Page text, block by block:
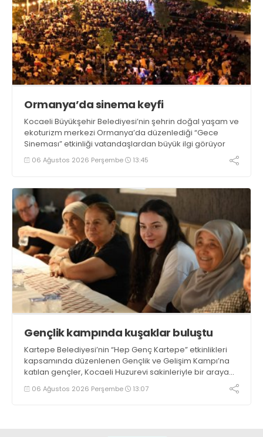
Ormanya’da sinema keyfi
Kocaeli Büyükşehir Belediyesi’nin şehrin doğal yaşam ve
ekoturizm merkezi Ormanya’da düzenlediği “Gece
Sineması” etkinliği vatandaşlardan büyük ilgi görüyor
06 Ağustos 2026 Perşembe 13:45
Gençlik kampında kuşaklar buluştu
Kartepe Belediyesi’nin “Hep Genç Kartepe” etkinlikleri
kapsamında düzenlenen Gençlik ve Gelişim Kampı’na
katılan gençler, Kocaeli Huzurevi sakinleriyle bir araya
geldi06 Ağustos 2026 Perşembe 13:07